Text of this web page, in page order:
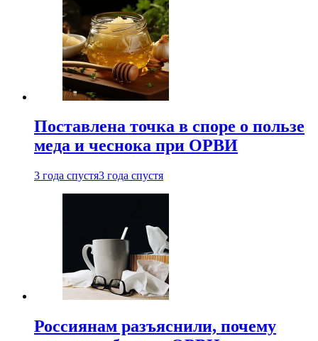
Поставлена точка в споре о пользе
меда и чеснока при ОРВИ
3 года спустя3 года спустя
Россиянам разъяснили, почему